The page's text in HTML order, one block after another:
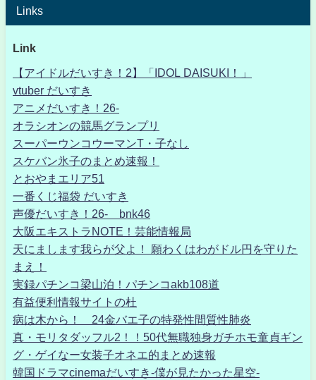
Links
Link
【アイドルだいすき！2】「IDOL DAISUKI！」
vtuber だいすき
アニメだいすき！26-
オラシオンの競馬グランプリ
スーパーウンコウーマンT・子なし
スケバン氷子のまとめ速報！
とおやまエリア51
一番くじ福袋 だいすき
声優だいすき！26- bnk46
大阪エキストラNOTE！芸能情報局
天にまします我らが父よ！ 願わくはわがドル円を守りた
まえ！
実録パチンコ梁山泊！パチンコakb108道
有益便利情報サイトの杜
病は木から！ 24金バエ子の特発性間質性肺炎
真・モリタダッフル2！！50代無職独身ガチホモ童貞ギン
グ・ゲイなー女装子オネエ的まとめ速報
韓国ドラマcinemaだいすき-僕が見たかった星空-